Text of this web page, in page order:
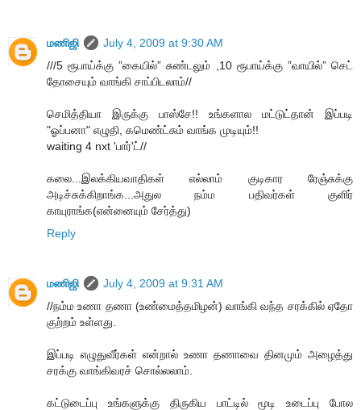
மணிஜி
July 4, 2009 at 9:30 AM
///5 ரூபாய்க்கு ”கையில்” சுண்டலும் ,10 ரூபாய்க்கு ”வாயில்” செட்
தோசையும் வாங்கி சாப்பிடலாம்//
செமித்தியா இருக்கு பாஸ்சே!! உங்களால மட்டுட்தான் இப்படி
"ஓப்பனா" எழுதி, கமெண்ட்சும் வாங்க முடியும்!!
waiting 4 nxt 'பார்'ட்//
கலை...இலக்கியவாதிகள் எல்லாம் குடிகார ரேஞ்சுக்கு
அடிச்சுக்கிறாங்க...அதுல நம்ம பதிவர்கள் குளிர்
காயுராங்க(என்னையும் சேர்த்து)
Reply
மணிஜி
July 4, 2009 at 9:31 AM
//நம்ம உணா தணா (உண்மைத்தமிழன்) வாங்கி வந்த சரக்கில் ஏதோ
குற்றம் உள்ளது.
இப்படி எழுதுவீர்கள் என்றால் உணா தணாவை தினமும் அழைத்து
சரக்கு வாங்கிவரச் சொல்லலாம்.
கட்டுடைப்பு உங்களுக்கு திருகிய பாட்டில் மூடி உடைப்பு போல